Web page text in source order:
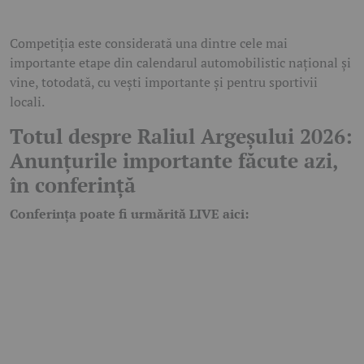
Competiția este considerată una dintre cele mai
importante etape din calendarul automobilistic național și
vine, totodată, cu vești importante și pentru sportivii
locali.
Totul despre Raliul Argeșului 2026:
Anunțurile importante făcute azi,
în conferință
Conferința poate fi urmărită LIVE aici: